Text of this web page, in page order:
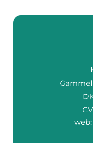
web: